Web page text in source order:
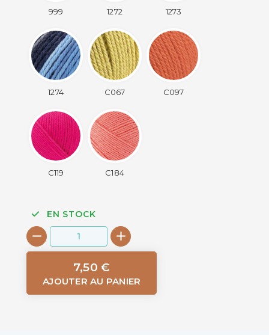
999 1272 1273
1274 C067 C097
C119 C184
EN STOCK
7,50 €
AJOUTER AU PANIER